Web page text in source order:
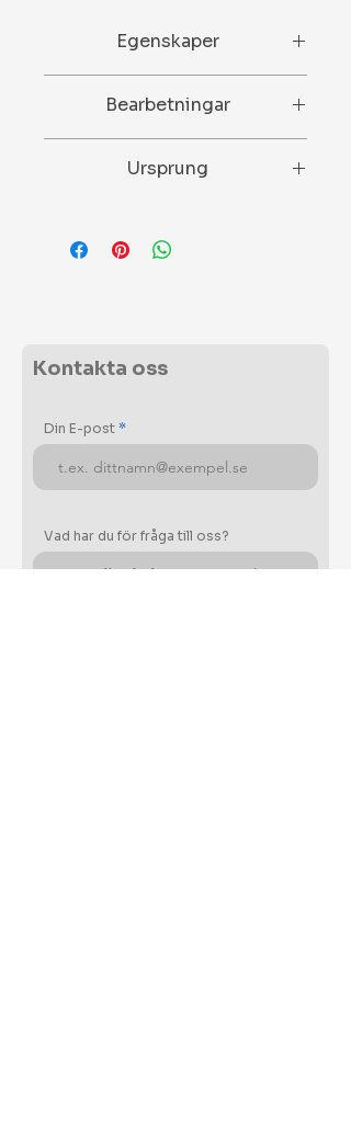
Egenskaper
Bearbetningar
Flammad, Krysshamrad.
Ursprung
Kontakta oss
Din E-post
Vad har du för fråga till oss?